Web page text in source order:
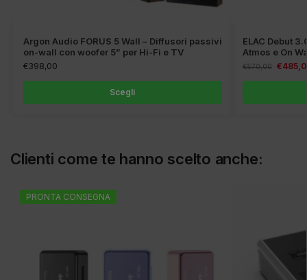
Argon Audio FORUS 5 Wall – Diffusori passivi
on-wall con woofer 5” per Hi-Fi e TV
€398,00
Scegli
ELAC Debut
Atmos e On
€570,00 €
Clienti come te hanno scelto anche:
PRONTA CONSEGNA